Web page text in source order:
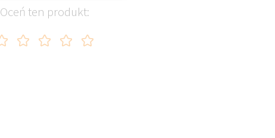
Oceń ten produkt: